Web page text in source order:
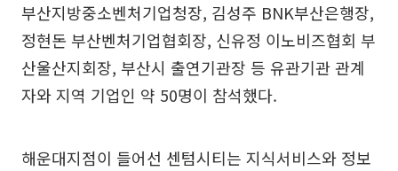
부산지방중소벤처기업청장, 김성주 BNK부산은행장,
정현돈 부산벤처기업협회장, 신유정 이노비즈협회 부
산울산지회장, 부산시 출연기관장 등 유관기관 관계
자와 지역 기업인 약 50명이 참석했다.
해운대지점이 들어선 센텀시티는 지식서비스와 정보